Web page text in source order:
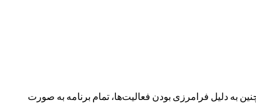
دلیل فرامرزی بودن فعالیت‌ها، تمام برنامه به صورت